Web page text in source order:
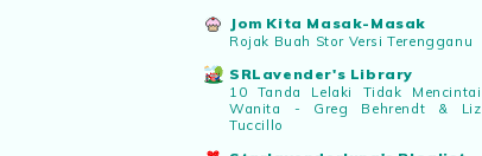
Jom Kita Masak-Masak
Rojak Buah Stor Versi Terengganu
SRLavender's Library
10 Tanda Lelaki Tidak Mencintai
Wanita - Greg Behrendt & Liz
Tuccillo